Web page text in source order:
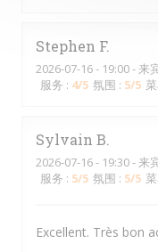
Stephen F
2026-07-16- 19:00 - 来
服务 : 4/5 氛围 : 5/5
Sylvain B
2026-07-16- 19:30 - 来
服务 : 5/5 氛围 : 5/5
Excellent. Très bon